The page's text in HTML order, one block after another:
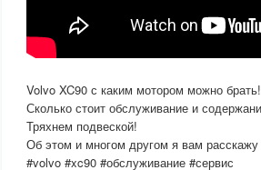
Volvo XC90 с каким мотором можно
Сколько стоит обслуживание и
Тряхнем подвеской!
Об этом и многом другом я вам расскажу
#volvo #xc90 #обслуживание #сервис